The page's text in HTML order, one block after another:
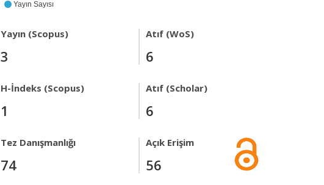
Yayın Sayısı
Yayın (Scopus)
3
Atıf (WoS)
6
H-İndeks (Scopus)
1
Atıf (Scholar)
6
Tez Danışmanlığı
74
Açık Erişim
56